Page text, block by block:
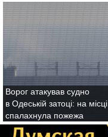
Ворог атакував судно
в Одеській затоці: на місці
спалахнула пожежа